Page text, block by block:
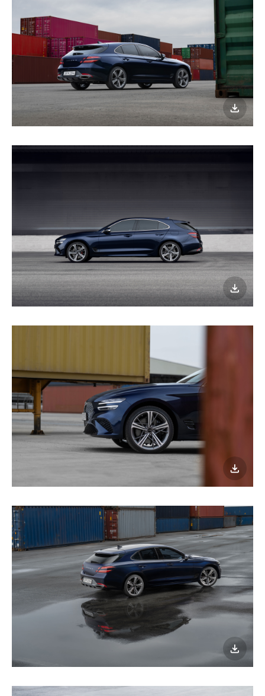
이미지
다운로드
이미지
다운로드
이미지
다운로드
이미지
다운로드